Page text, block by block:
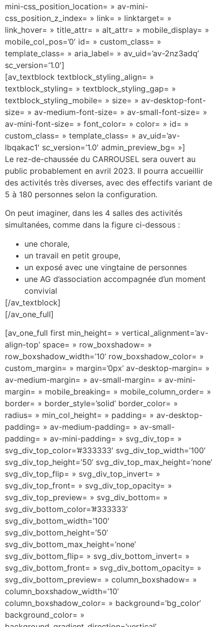
mini-css_position_location= » av-mini-
css_position_z_index= » link= » linktarget= »
link_hover= » title_attr= » alt_attr= » mobile_display= »
mobile_col_pos=’0′ id= » custom_class= »
template_class= » aria_label= » av_uid=’av-2nz3adq’
sc_version=’1.0′]
[av_textblock textblock_styling_align= »
textblock_styling= » textblock_styling_gap= »
textblock_styling_mobile= » size= » av-desktop-font-
size= » av-medium-font-size= » av-small-font-size= »
av-mini-font-size= » font_color= » color= » id= »
custom_class= » template_class= » av_uid=’av-
lbqakac1′ sc_version=’1.0′ admin_preview_bg= »]
Le rez-de-chaussée du CARROUSEL sera ouvert au
public probablement en avril 2023. Il pourra accueillir
des activités très diverses, avec des effectifs variant de
5 à 180 personnes selon la configuration.
On peut imaginer, dans les 4 salles des activités
simultanées, comme dans la figure ci-dessous :
une chorale,
un travail en petit groupe,
un exposé avec une vingtaine de personnes
une AG d’association accompagnée d’un moment
convivial
[/av_textblock]
[/av_one_full]
[av_one_full first min_height= » vertical_alignment=’av-
align-top’ space= » row_boxshadow= »
row_boxshadow_width=’10’ row_boxshadow_color= »
custom_margin= » margin=’0px’ av-desktop-margin= »
av-medium-margin= » av-small-margin= » av-mini-
margin= » mobile_breaking= » mobile_column_order= »
border= » border_style=’solid’ border_color= »
radius= » min_col_height= » padding= » av-desktop-
padding= » av-medium-padding= » av-small-
padding= » av-mini-padding= » svg_div_top= »
svg_div_top_color=’#333333′ svg_div_top_width=’100′
svg_div_top_height=’50’ svg_div_top_max_height=’none’
svg_div_top_flip= » svg_div_top_invert= »
svg_div_top_front= » svg_div_top_opacity= »
svg_div_top_preview= » svg_div_bottom= »
svg_div_bottom_color=’#333333′
svg_div_bottom_width=’100′
svg_div_bottom_height=’50’
svg_div_bottom_max_height=’none’
svg_div_bottom_flip= » svg_div_bottom_invert= »
svg_div_bottom_front= » svg_div_bottom_opacity= »
svg_div_bottom_preview= » column_boxshadow= »
column_boxshadow_width=’10’
column_boxshadow_color= » background=’bg_color’
background_color= »